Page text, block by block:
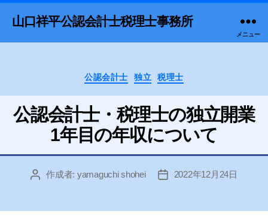
山口祥平公認会計士税理士事務所
メニュー
カ
テ
ゴ
リ
ー
公認会計士 独立 税理士
公認会計士・税理士の独立開業
1年目の年収について
投 作成者: yamaguchi shohei
投
2022年12月24日